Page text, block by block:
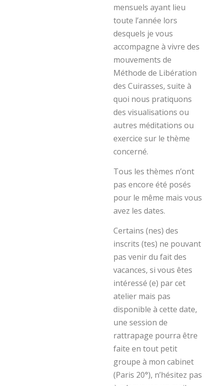
mensuels ayant lieu
toute l’année lors
desquels je vous
accompagne à vivre des
mouvements de
Méthode de Libération
des Cuirasses, suite à
quoi nous pratiquons
des visualisations ou
autres méditations ou
exercice sur le thème
concerné.
Tous les thèmes n’ont
pas encore été posés
pour le même mais vous
avez les dates.
Certains (nes) des
inscrits (tes) ne pouvant
pas venir du fait des
vacances, si vous êtes
intéressé (e) par cet
atelier mais pas
disponible à cette date,
une session de
rattrapage pourra être
faite en tout petit
groupe à mon cabinet
(Paris 20°), n’hésitez pas